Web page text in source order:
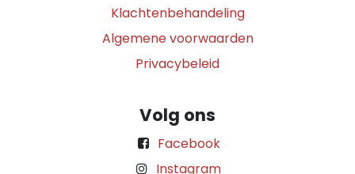
Klachtenbehandeling
Algemene voorwaarden
Privacybeleid
Volg ons
Facebook
Instagram